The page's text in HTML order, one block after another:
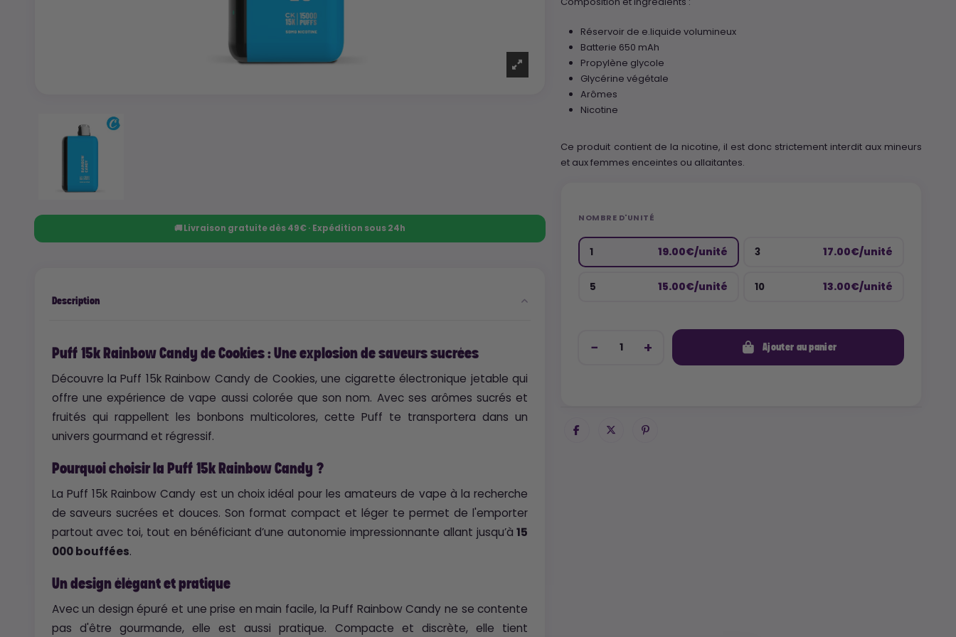
🚚 Livraison gratuite dès 49€ · Expédition sous 24h
Description
Puff 15k Rainbow Candy de Cookies : Une explosion de saveurs sucrées
Découvre la Puff 15k Rainbow Candy de Cookies, une cigarette électronique jetable qui
offre une expérience de vape aussi colorée que son nom. Avec ses arômes sucrés et
fruités qui rappellent les bonbons multicolores, cette Puff te transportera dans un
univers gourmand et régressif.
Pourquoi choisir la Puff 15k Rainbow Candy ?
La Puff 15k Rainbow Candy est un choix idéal pour les amateurs de vape à la recherche
de saveurs sucrées et douces. Son format compact et léger te permet de l'emporter
partout avec toi, tout en bénéficiant d’une autonomie impressionnante allant jusqu’à15
000 bouffées.
Un design élégant et pratique
Avec un design épuré et une prise en main facile, la Puff Rainbow Candy ne se contente
pas d'être gourmande, elle est aussi pratique. Compacte et discrète, elle tient
Réservoir de e.liquide volumineux
Batterie 650 mAh
Propylène glycole
Glycérine végétale
Arômes
Nicotine
Ce produit contient de la nicotine, il est donc strictement interdit aux mineurs
et aux femmes enceintes ou allaitantes.
NOMBRE D'UNITÉ
1 19.00€/unité 3 17.00€/unité
5 15.00€/unité 10 13.00€/unité
Ajouter au panier